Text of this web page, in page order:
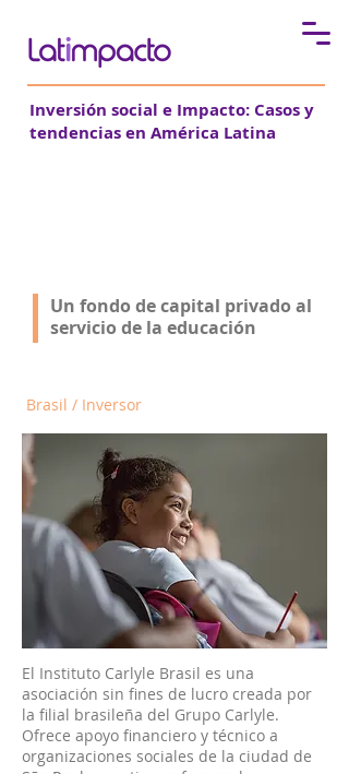
Inversión social e Impacto: Casos y
tendencias en América Latina
servicio de la educación
Un fondo de capital privado al
servicio de la educación
Brasil / Inversor
El Instituto Carlyle Brasil es una
asociación sin fines de lucro creada por
la filial brasileña del Grupo Carlyle.
Ofrece apoyo financiero y técnico a
organizaciones sociales de la ciudad de